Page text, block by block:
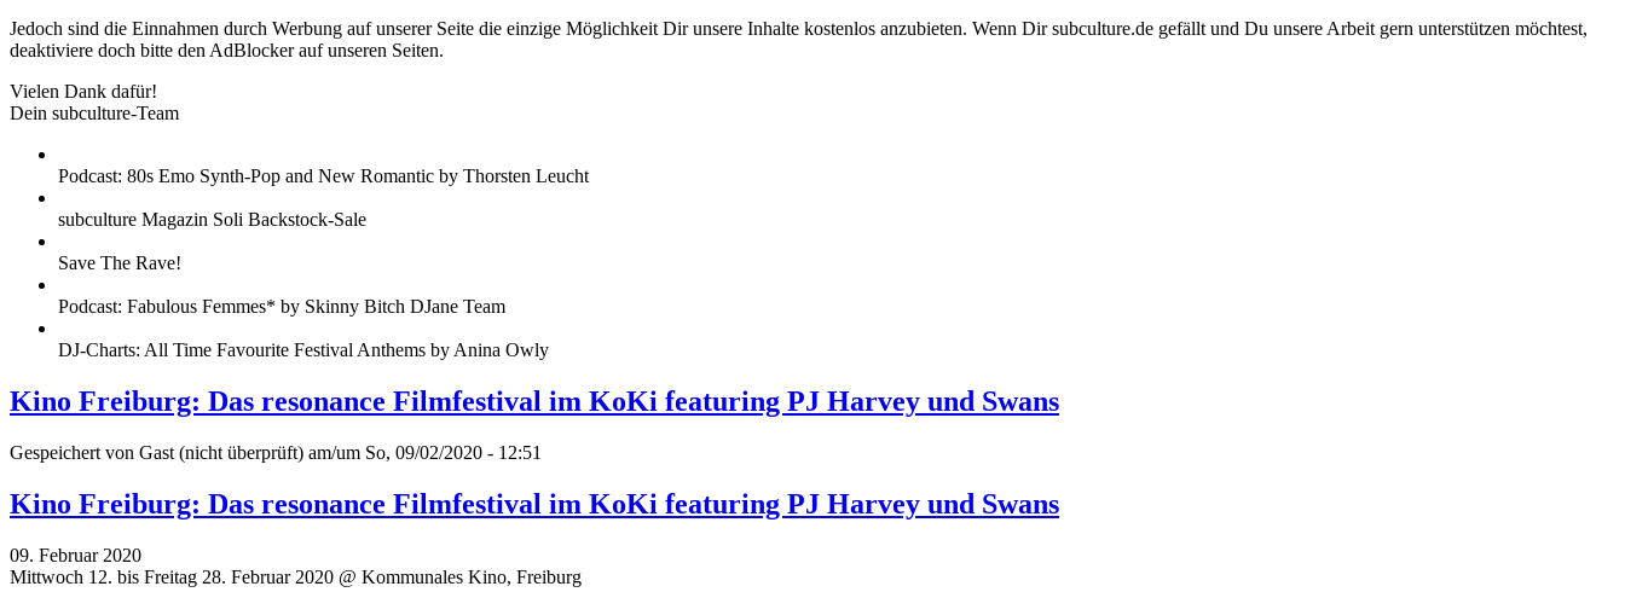
Jedoch sind die Einnahmen durch Werbung auf unserer Seite die einzige Möglichkeit Dir unsere Inhalte kostenlos anzubieten. Wenn Dir subculture.de gefällt und Du unsere Arbeit gern unterstützen möchtest,
deaktiviere doch bitte den AdBlocker auf unseren Seiten.
Vielen Dank dafür!
Dein subculture-Team
Podcast: 80s Emo Synth-Pop and New Romantic by Thorsten Leucht
subculture Magazin Soli Backstock-Sale
Save The Rave!
Podcast: Fabulous Femmes* by Skinny Bitch DJane Team
DJ-Charts: All Time Favourite Festival Anthems by Anina Owly
Kino Freiburg: Das resonance Filmfestival im KoKi featuring PJ Harvey und Swans
Gespeichert von Gast (nicht überprüft) am/um So, 09/02/2020 - 12:51
Kino Freiburg: Das resonance Filmfestival im KoKi featuring PJ Harvey und Swans
09. Februar 2020
Mittwoch 12. bis Freitag 28. Februar 2020 @ Kommunales Kino, Freiburg